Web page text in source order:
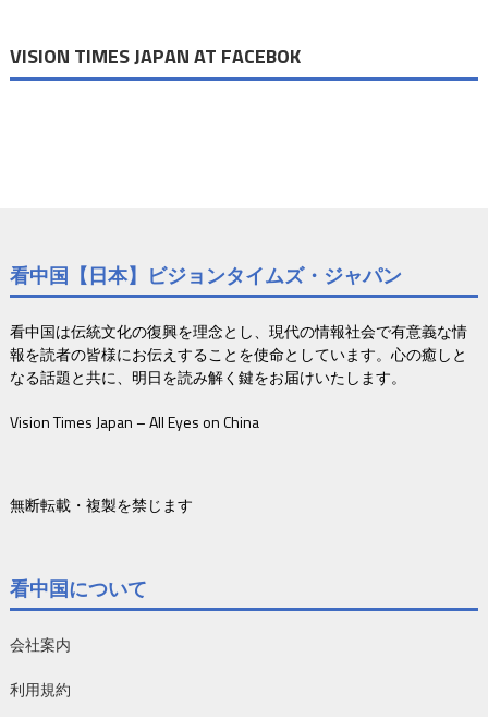
VISION TIMES JAPAN AT FACEBOK
看中国【日本】ビジョンタイムズ・ジャパン
看中国は伝統文化の復興を理念とし、現代の情報社会で有意義な情
報を読者の皆様にお伝えすることを使命としています。心の癒しと
なる話題と共に、明日を読み解く鍵をお届けいたします。
Vision Times Japan – All Eyes on China
無断転載・複製を禁じます
看中国について
会社案内
利用規約